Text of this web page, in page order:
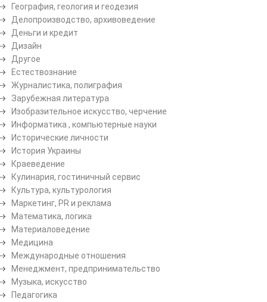
География, геология и геодезия
Делопроизводство, архивоведение
Деньги и кредит
Дизайн
Другое
Естествознание
Журналистика, полиграфия
Зарубежная литература
Изобразительное искусство, черчение
Информатика , компьютерные науки
Исторические личности
История Украины
Краеведение
Кулинария, гостиничный сервис
Культура, культурология
Маркетинг, PR и реклама
Математика, логика
Материаловедение
Медицина
Международные отношения
Менеджмент, предпринимательство
Музыка, искусство
Педагогика